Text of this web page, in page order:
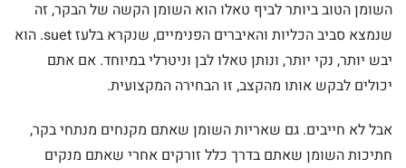
השומן הטוב ביותר לביף טאלו הוא השומן הקשה של הבקר, זה
שנמצא סביב הכליות והאיברים הפנימיים, שנקרא בלעז suet. הוא
יבש יותר, נקי יותר, ונותן טאלו לבן וניטרלי במיוחד. אם אתם
יכולים לבקש אותו מהקצב, זו הבחירה המקצועית.
אבל לא חייבים. גם שאריות השומן שאתם מקנחים מנתחי בקר,
חתיכות השומן שאתם בדרך כלל זורקים אחרי שאתם מנקים